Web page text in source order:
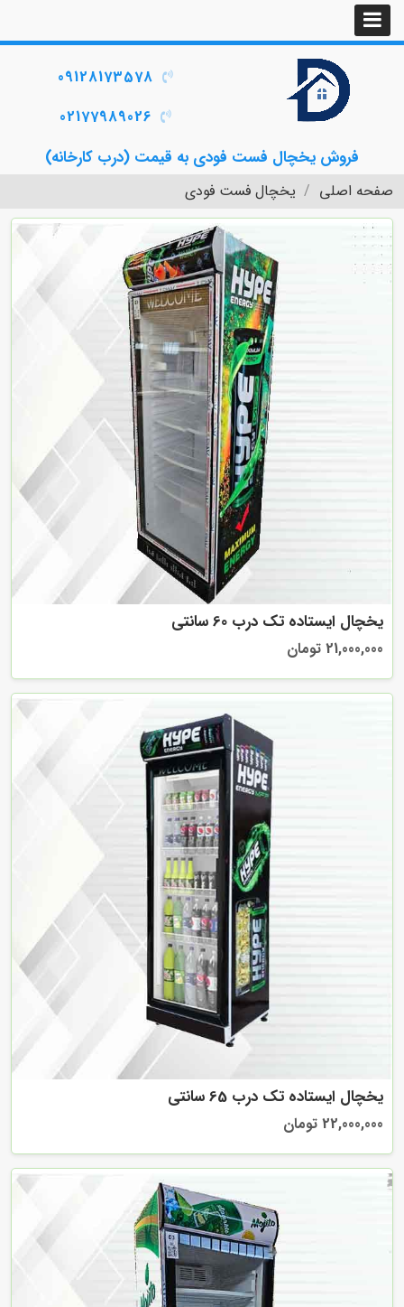
فروش یخچال فست فودی به قیمت (درب کارخانه)
09128173578
02177989026
صفحه اصلی یخچال فست فودی
یخچال ایستاده تک درب 60 سانتی
21,000,000 تومان
یخچال ایستاده تک درب 65 سانتی
22,000,000 تومان